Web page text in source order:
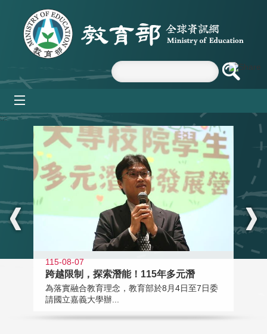
跳到主要內容區塊
:::
115-08-07
跨越限制，探索潛能！115年多元潛
為落實融合教育理念，教育部於8月4日至7日委
請國立嘉義大學辦...